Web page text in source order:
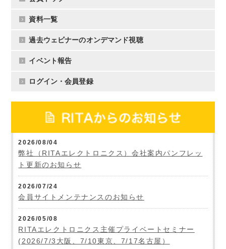
資料一覧
過去ウェビナーのオンデマンド視聴
イベント報告
ログイン・会員登録
2026/08/04
弊社（RITAエレクトロニクス）会社案内パンフレッ
ト更新のお知らせ
2026/07/24
会員サイトメンテナンスのお知らせ
2026/05/08
RITAエレクトロニクス主催プライベートセミナー
(2026/7/3大阪、7/10東京、7/17名古屋）